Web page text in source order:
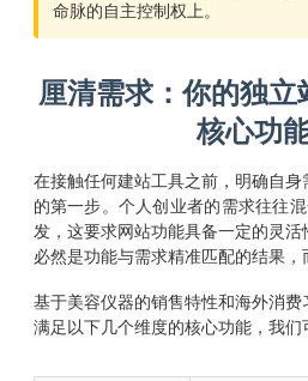
命脉的自主控制权上。
厘清需求：你的独
核心功
在接触任何建站工具之前，明确自
的第一步。个人创业者的需求往往
发，这要求网站功能具备一定的灵活
必然是功能与需求精准匹配的结果，
基于美容仪器的销售特性和海外消
满足以下几个维度的核心功能，我们